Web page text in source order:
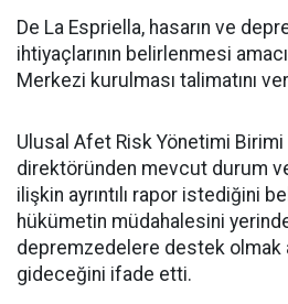
De La Espriella, hasarın ve
ihtiyaçlarının belirlenmesi
Merkezi kurulması talimatını
Ulusal Afet Risk Yönetimi Birimi
direktöründen mevcut durum
ilişkin ayrıntılı rapor istediğini
hükümetin müdahalesini
depremzedelere destek olmak
gideceğini ifade etti.